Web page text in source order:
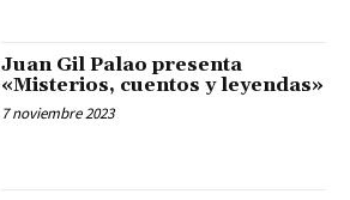
Juan Gil Palao presenta
«Misterios, cuentos y leyendas»
7 noviembre 2023